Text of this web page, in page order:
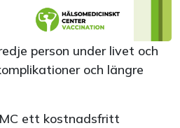
person under livet och
och längre
ett kostnadsfritt